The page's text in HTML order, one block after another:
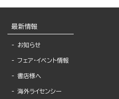
最新情報
お知らせ
フェア・イベント情報
書店様へ
海外ライセンシー